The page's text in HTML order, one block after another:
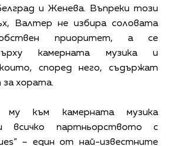
и Женева. Въпреки този
Валтер не избира соловата
приоритет, а се
камерната музика и
според него, съдържат
за хората.
му към камерната музика
всичко партньорството с
– един от най-известните